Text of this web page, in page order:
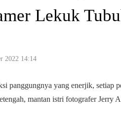
Lekuk
2022 14:14
panggungnya yang enerjik, setiap
mantan istri fotografer Jerry